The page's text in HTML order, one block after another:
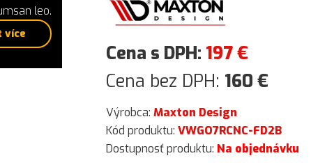
leo.
více
Cena s DPH: 197€
Cena bez DPH: 160€
Výrobca:Maxton Design
Kód produktu:VWGO7RCNC-FD2B
Dostupnosť produktu: Na objednávku